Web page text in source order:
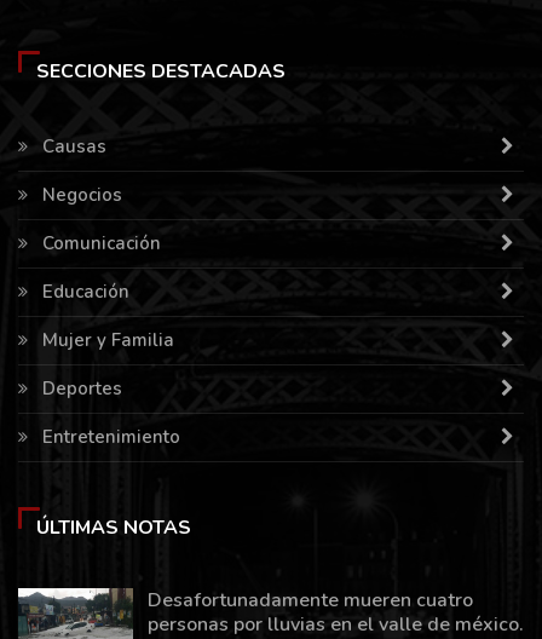
SECCIONES DESTACADAS
Causas
Negocios
Comunicación
Educación
Mujer y Familia
Deportes
Entretenimiento
ÚLTIMAS NOTAS
Desafortunadamente mueren cuatro
personas por lluvias en el valle de méxico.